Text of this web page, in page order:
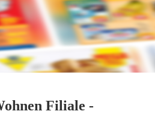
Filiale -